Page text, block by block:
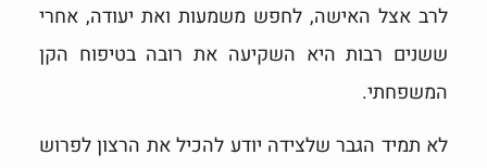
לרב אצל האישה, לחפש משמעות ואת יעודה, אחרי
ששנים רבות היא השקיעה את רובה בטיפוח הקן
המשפחתי.
לא תמיד הגבר שלצידה יודע להכיל את הרצון לפרוש